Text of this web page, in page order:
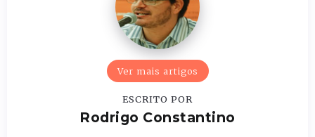
Ver mais artigos
ESCRITO POR
Rodrigo Constantino